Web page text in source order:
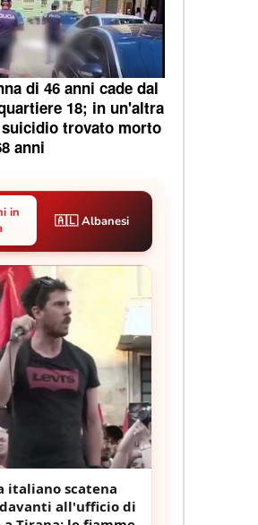
di 46 anni cade dal
18; in un'altra
trovato morto
anni
in
🇦🇱 Albanesi
italiano scatena
all'ufficio di